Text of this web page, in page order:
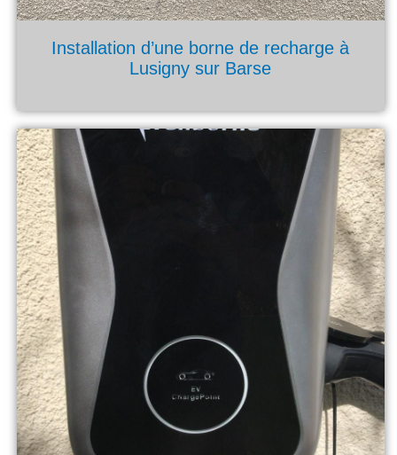
Installation d’une borne de recharge à
Lusigny sur Barse